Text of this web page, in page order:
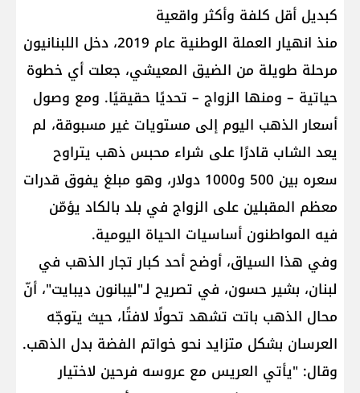
كبديل أقل كلفة وأكثر واقعية
منذ انهيار العملة الوطنية عام 2019، دخل اللبنانيون
مرحلة طويلة من الضيق المعيشي، جعلت أي خطوة
حياتية – ومنها الزواج – تحديًا حقيقيًا. ومع وصول
أسعار الذهب اليوم إلى مستويات غير مسبوقة، لم
يعد الشاب قادرًا على شراء محبس ذهب يتراوح
سعره بين 500 و1000 دولار، وهو مبلغ يفوق قدرات
معظم المقبلين على الزواج في بلد بالكاد يؤمّن
فيه المواطنون أساسيات الحياة اليومية.
وفي هذا السياق، أوضح أحد كبار تجار الذهب في
لبنان، بشير حسون، في تصريح لـ"ليبانون ديبايت"، أنّ
محال الذهب باتت تشهد تحولًا لافتًا، حيث يتوجّه
العرسان بشكل متزايد نحو خواتم الفضة بدل الذهب.
وقال: "يأتي العريس مع عروسه فرحين لاختيار